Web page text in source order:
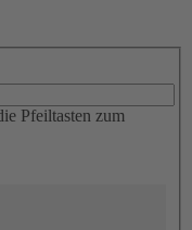
Pfeiltasten zum